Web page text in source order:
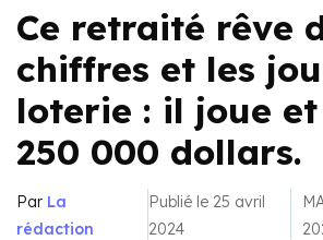
Ce retraité rêve
chiffres et les
loterie : il joue
250 000 dollars.
Par La
rédaction
Publié le 25 avril
2024